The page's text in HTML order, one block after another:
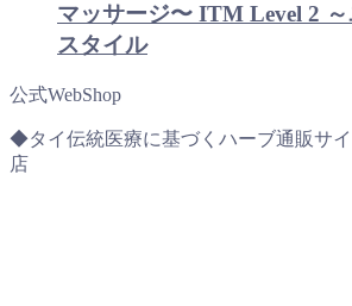
マッサージ〜 ITM Level 2
スタイル
公式WebShop
◆タイ伝統医療に基づくハーブ通販サ
店